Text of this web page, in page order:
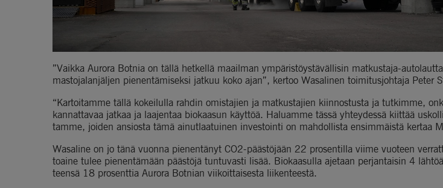
”Vaikka Aurora Botnia on tällä hetkellä maailman ympäristöystävällisin matkustaja-
mastojalanjäljen pienentämiseksi jatkuu koko ajan”, kertoo Wasalinen toimitusjohtaja Peter
“Kartoitamme tällä kokeilulla rahdin omistajien ja matkustajien kiinnostusta ja tutkimme,
kannattavaa jatkaa ja laajentaa biokaasun käyttöä. Haluamme tässä yhteydessä kiittää
tamme, joiden ansiosta tämä ainutlaatuinen investointi on mahdollista ensimmäistä kertaa
Wasaline on jo tänä vuonna pienentänyt CO2-päästöjään 22 prosentilla viime vuoteen
toaine tulee pienentämään päästöjä tuntuvasti lisää. Biokaasulla ajetaan perjantaisin 4
teensä 18 prosenttia Aurora Botnian viikoittaisesta liikenteestä.